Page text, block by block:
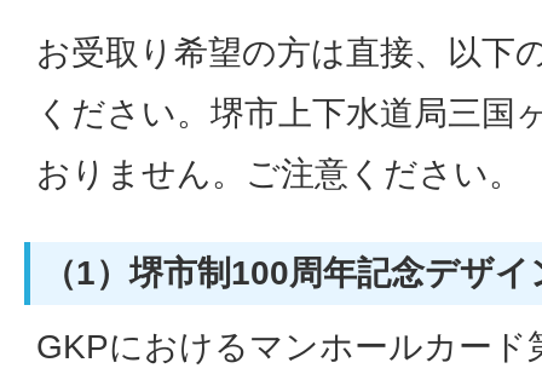
お受取り希望の方は直接、以下
ください。堺市上下水道局三国
おりません。ご注意ください。
（1）堺市制100周年記念デザイ
GKPにおけるマンホールカード